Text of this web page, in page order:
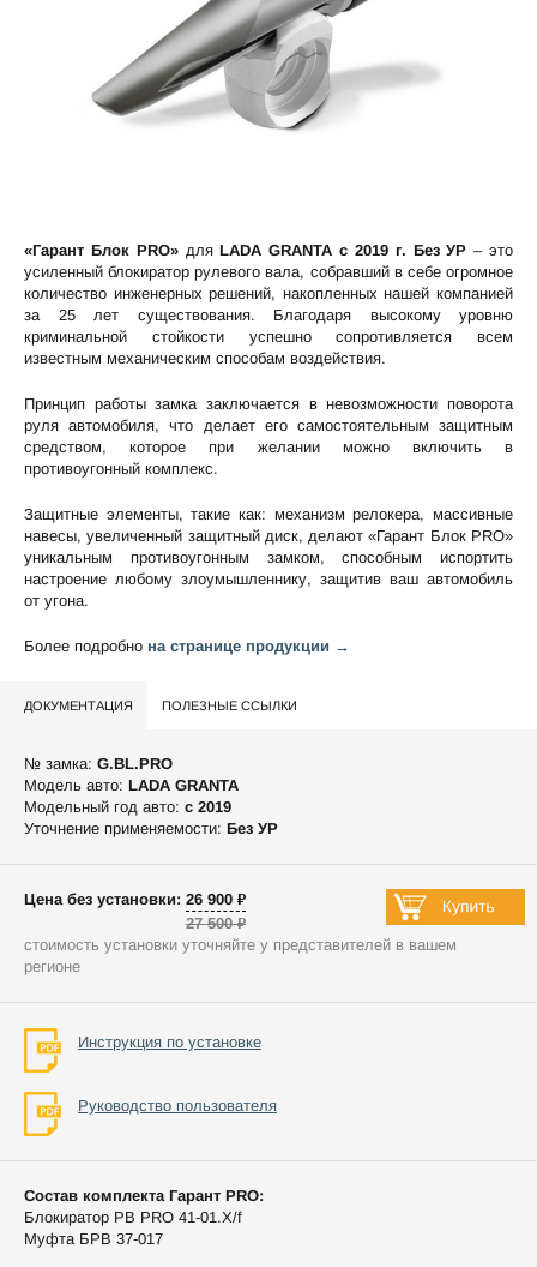
«Гарант Блок PRO»дляLADA GRANTA c 2019 г. Без УР – это
усиленный блокиратор рулевого вала, собравший в себе огромное
количество инженерных решений, накопленных нашей компанией
за 25 лет существования. Благодаря высокому уровню
криминальной стойкости успешно сопротивляется всем
известным механическим способам воздействия.
Принцип работы замка заключается в невозможности поворота
руля автомобиля, что делает его самостоятельным защитным
средством, которое при желании можно включить в
противоугонный комплекс.
Защитные элементы, такие как: механизм релокера, массивные
навесы, увеличенный защитный диск, делают «Гарант Блок PRO»
уникальным противоугонным замком, способным испортить
настроение любому злоумышленнику, защитив ваш автомобиль
от угона.
Более подробно на странице продукции →
ДОКУМЕНТАЦИЯ ПОЛЕЗНЫЕ ССЫЛКИ
№ замка: G.BL.PRO
Модель авто: LADA GRANTA
Модельный год авто: c 2019
Уточнение применяемости: Без УР
Цена без установки: 26 900 ₽
27 500 ₽
стоимость установки уточняйте у представителей в вашем
регионе
Инструкция по установке
Руководство пользователя
Состав комплекта Гарант PRO:
Блокиратор РВ PRO 41-01.X/f
Муфта БРВ 37-017